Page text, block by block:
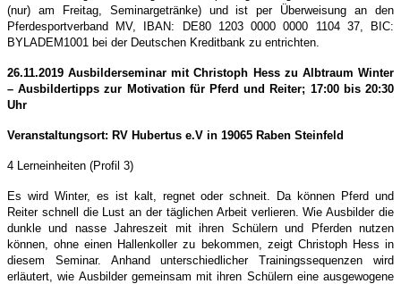
(nur) am Freitag, Seminargetränke) und ist per Überweisung an den
Pferdesportverband MV, IBAN: DE80 1203 0000 0000 1104 37, BIC:
BYLADEM1001 bei der Deutschen Kreditbank zu entrichten.
26.11.2019 Ausbilderseminar mit Christoph Hess zu Albtraum Winter
– Ausbildertipps zur Motivation für Pferd und Reiter; 17:00 bis 20:30
Uhr
Veranstaltungsort: RV Hubertus e.V in 19065 Raben Steinfeld
4 Lerneinheiten (Profil 3)
Es wird Winter, es ist kalt, regnet oder schneit. Da können Pferd und
Reiter schnell die Lust an der täglichen Arbeit verlieren. Wie Ausbilder die
dunkle und nasse Jahreszeit mit ihren Schülern und Pferden nutzen
können, ohne einen Hallenkoller zu bekommen, zeigt Christoph Hess in
diesem Seminar. Anhand unterschiedlicher Trainingssequenzen wird
erläutert, wie Ausbilder gemeinsam mit ihren Schülern eine ausgewogene